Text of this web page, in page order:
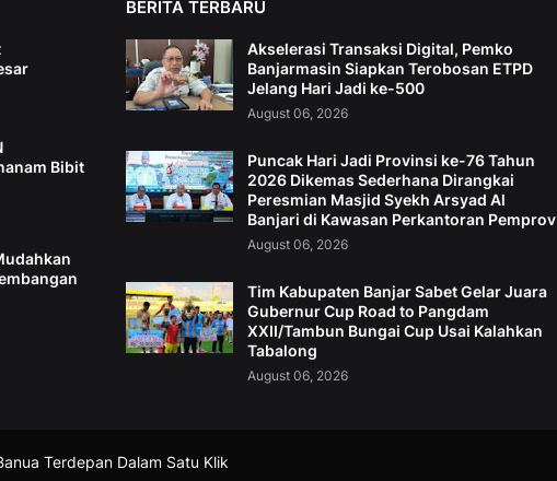
Bibit
BERITA TERBARU
Akselerasi Transaksi Digital, Pemko
Banjarmasin Siapkan Terobosan ETPD
Jelang Hari Jadi ke-500
August 06, 2026
Puncak Hari Jadi Provinsi ke-76 Tahun
2026 Dikemas Sederhana Dirangkai
Peresmian Masjid Syekh Arsyad Al
Banjari di Kawasan Perkantoran Pemprov
August 06, 2026
Tim Kabupaten Banjar Sabet Gelar Juara
Gubernur Cup Road to Pangdam
XXII/Tambun Bungai Cup Usai Kalahkan
Tabalong
August 06, 2026
Terdepan Dalam Satu Klik